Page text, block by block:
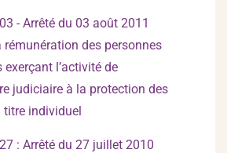
- Arrêté du 03 août 2011
rémunération des personnes
exerçant l’activité de
judiciaire à la protection des
titre individuel
: Arrêté du 27 juillet 2010